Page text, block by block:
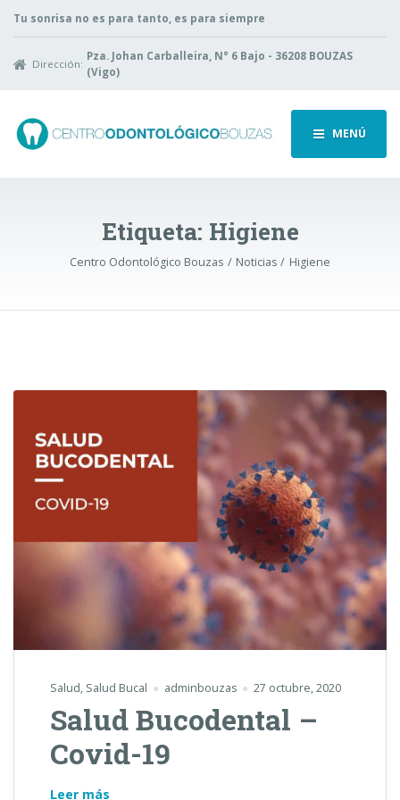
Tu sonrisa no es para tanto, es para siempre
Dirección:
Pza. Johan Carballeira, N° 6 Bajo - 36208 BOUZAS
(Vigo)
MENÚ
Etiqueta: Higiene
Centro Odontológico Bouzas Noticias Higiene
Salud, Salud Bucal adminbouzas 27 octubre, 2020
Salud Bucodental –
Covid-19
Leer más